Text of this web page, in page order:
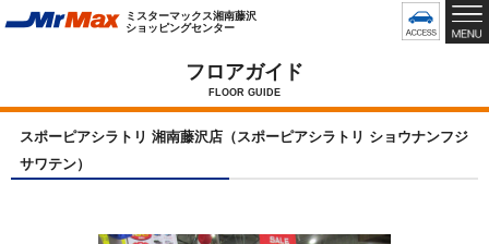
ミスターマックス湘南藤沢
ショッピングセンター
ロ
メ
ー
フロアガイド
FLOOR GUIDE
スポーピアシラトリ 湘南藤沢店（スポーピアシラトリ ショウナンフジ
サワテン）